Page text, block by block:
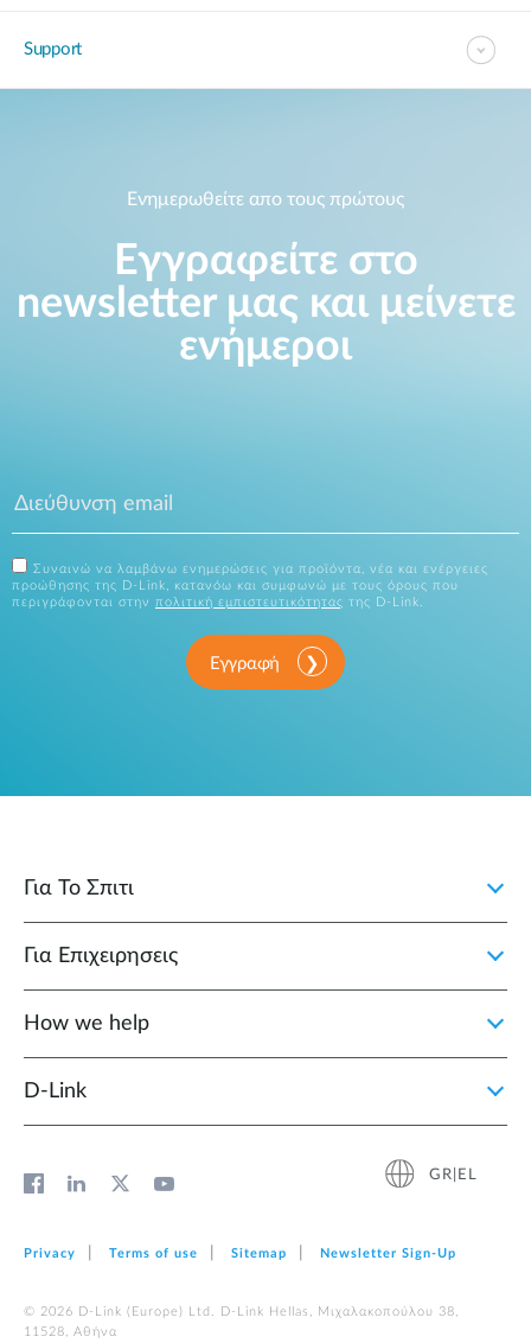
Support
Ενημερωθείτε απο τους πρώτους
Εγγραφείτε στο
newsletter μας και μείνετε
ενήμεροι
Συναινώ να λαμβάνω ενημερώσεις για προϊόντα, νέα και ενέργειες
προώθησης της D-Link, κατανόω και συμφωνώ με τους όρους που
περιγράφονται στην πολιτική εμπιστευτικότητας της D-Link.
Εγγραφή
Για Το Σπιτι
Για Επιχειρησεις
How we help
D‑Link
GR|EL
Privacy Terms of use Sitemap Newsletter Sign‑Up
© 2026 D‑Link (Europe) Ltd. D-Link Hellas, Μιχαλακοπούλου 38,
11528, Αθήνα